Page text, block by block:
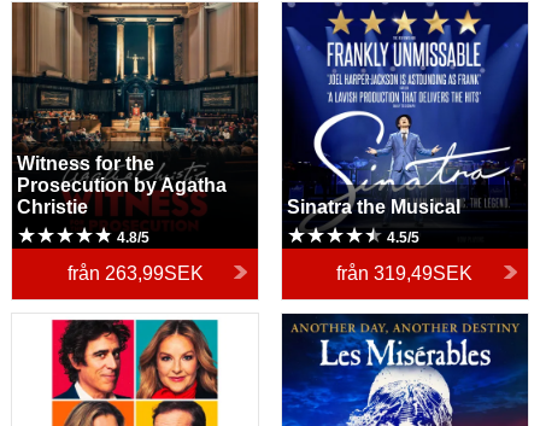
Witness for the Prosecution
by Agatha Christie
Witness for the
Prosecution by Agatha
Christie
4.8/5
från 263,99SEK
Sinatra the Musical
Sinatra the Musical
4.5/5
från319,49SEK
The Truth Les Miserables